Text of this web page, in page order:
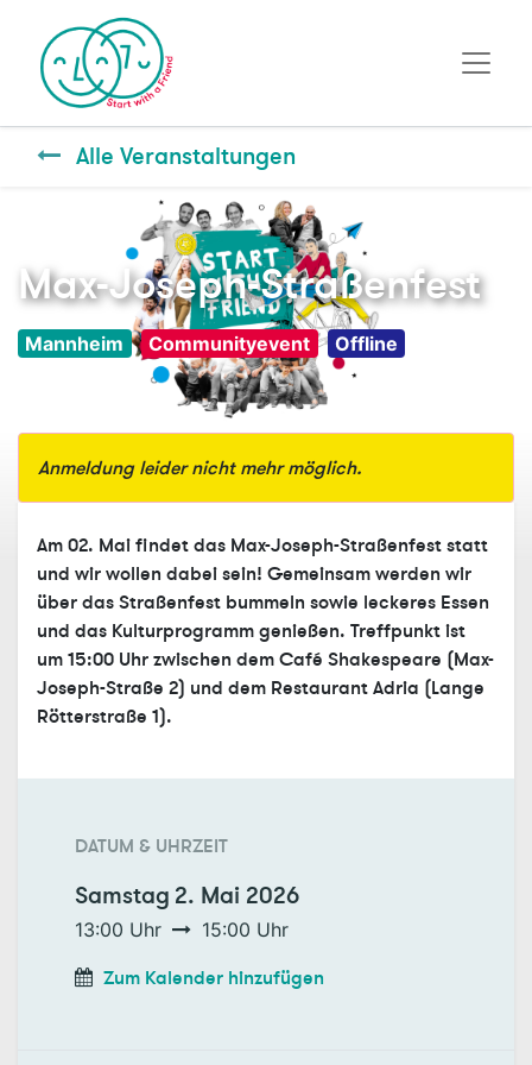
Alle Veranstaltungen
Max-Joseph-Straßenfest
Mannheim Communityevent Offline
Anmeldung leider nicht mehr möglich.
Am 02. Mai findet das Max-Joseph-Straßenfest statt
und wir wollen dabei sein! Gemeinsam werden wir
über das Straßenfest bummeln sowie leckeres Essen
und das Kulturprogramm genießen. Treffpunkt ist
um 15:00 Uhr zwischen dem Café Shakespeare (Max-
Joseph-Straße 2) und dem Restaurant Adria (Lange
Rötterstraße 1).
DATUM & UHRZEIT
Samstag 2. Mai 2026
13:00 Uhr 15:00 Uhr
Zum Kalender hinzufügen